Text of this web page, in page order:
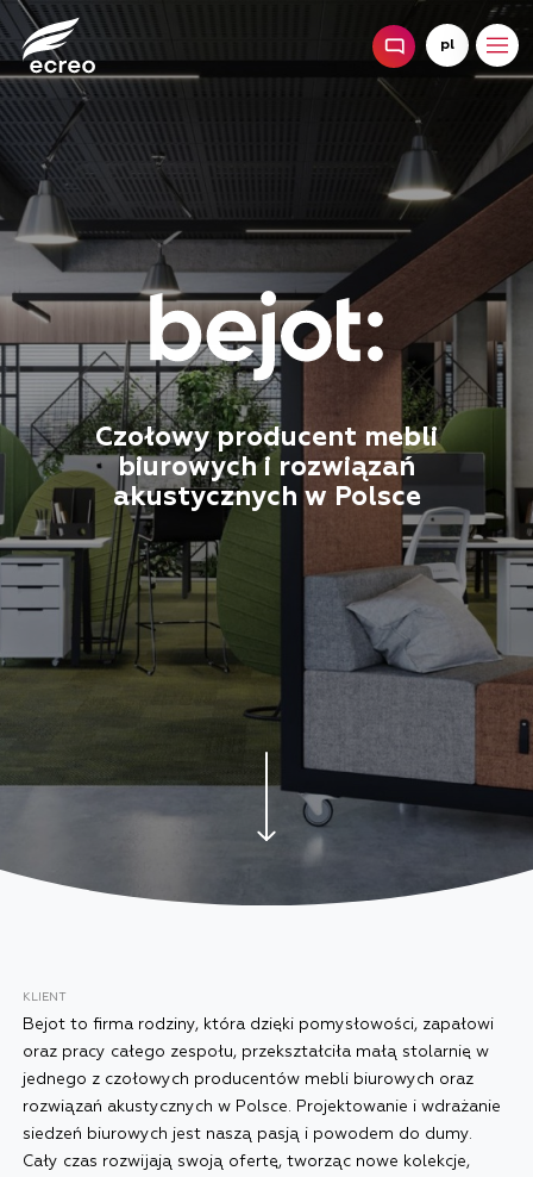
pl
Czołowy producent mebli
biurowych i rozwiązań
akustycznych w Polsce
KLIENT
Bejot to firma rodziny, która dzięki pomysłowości, zapałowi
oraz pracy całego zespołu, przekształciła małą stolarnię w
jednego z czołowych producentów mebli biurowych oraz
rozwiązań akustycznych w Polsce. Projektowanie i wdrażanie
siedzeń biurowych jest naszą pasją i powodem do dumy.
Cały czas rozwijają swoją ofertę, tworząc nowe kolekcje,